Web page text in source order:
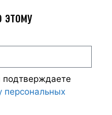
этому
подтверждаете
персональных